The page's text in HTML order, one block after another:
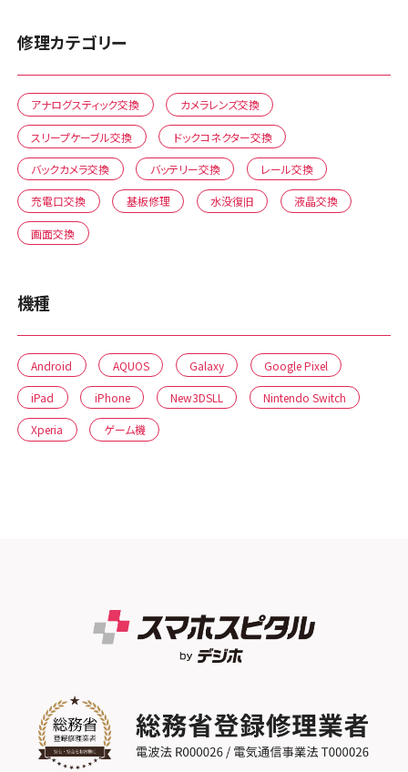
修理カテゴリー
アナログスティック交換 カメラレンズ交換
スリープケーブル交換 ドックコネクター交換
バックカメラ交換 バッテリー交換 レール交換
充電口交換 基板修理 水没復旧 液晶交換
画面交換
機種
Android AQUOS Galaxy Google Pixel
iPad iPhone New3DSLL Nintendo Switch
Xperia ゲーム機